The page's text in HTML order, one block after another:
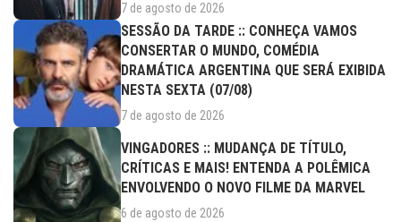
7 de agosto de 2026
SESSÃO DA TARDE :: CONHEÇA VAMOS
CONSERTAR O MUNDO, COMÉDIA
DRAMÁTICA ARGENTINA QUE SERÁ EXIBIDA
NESTA SEXTA (07/08)
7 de agosto de 2026
VINGADORES :: MUDANÇA DE TÍTULO,
CRÍTICAS E MAIS! ENTENDA A POLÊMICA
ENVOLVENDO O NOVO FILME DA MARVEL
6 de agosto de 2026